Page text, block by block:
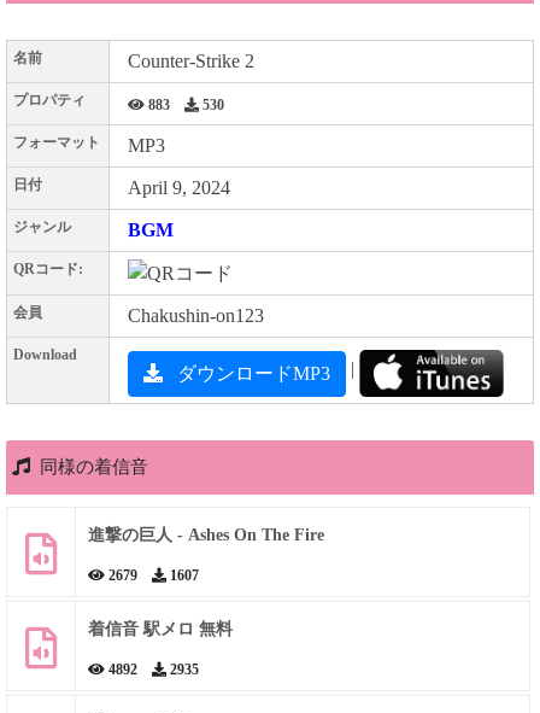
名前 Counter-Strike 2
プロパティ 883 530
フォーマット MP3
日付 April 9, 2024
ジャンル BGM
QRコード:
会員 Chakushin-on123
Download
ダウンロードMP3 |
同様の着信音
進撃の巨人 - Ashes On The Fire
2679 1607
着信音 駅メロ 無料
4892 2935